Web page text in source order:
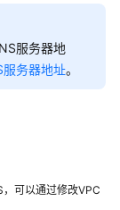
服务器地
务器地址。
可以通过修改VPC